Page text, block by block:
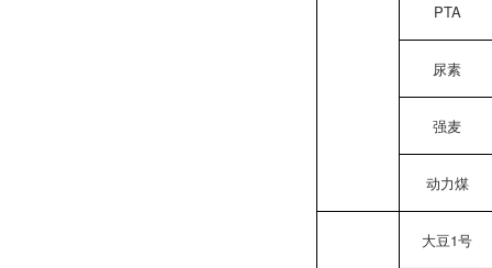
PTA
尿素
强麦
动力煤
大豆1号